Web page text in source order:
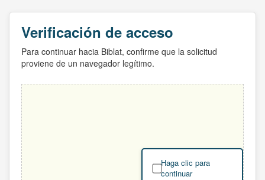
Verificación de acceso
Para continuar hacia Biblat, confirme que la solicitud
proviene de un navegador legítimo.
Haga clic para
continuar